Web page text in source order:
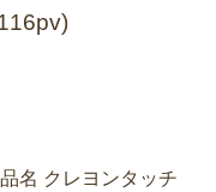
名 クレヨンタッチ